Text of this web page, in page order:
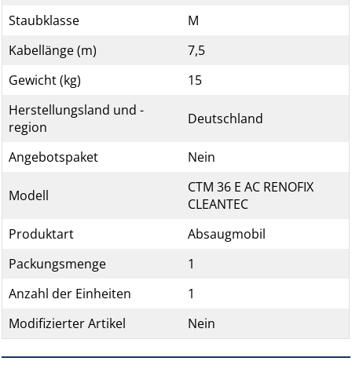
Staubklasse
M
Kabellänge (m)
7,5
Gewicht (kg)
15
Herstellungsland und -
region
Deutschland
Angebotspaket Nein
Modell
CTM 36 E AC RENOFIX
CLEANTEC
Produktart
Absaugmobil
Packungsmenge
1
Anzahl der Einheiten
1
Modifizierter Artikel
Nein